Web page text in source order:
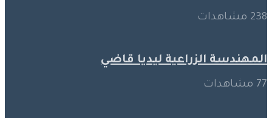
238 مشاهدات
المهندسة الزراعية ليديا قاضي
77 مشاهدات